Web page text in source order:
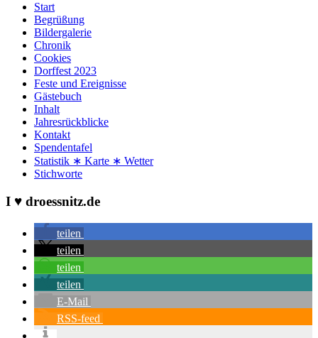
Start
Begrüßung
Bildergalerie
Chronik
Cookies
Dorffest 2023
Feste und Ereignisse
Gästebuch
Inhalt
Jahresrückblicke
Kontakt
Spendentafel
Statistik ∗ Karte ∗ Wetter
Stichworte
I ♥ droessnitz.de
teilen
teilen
teilen
teilen
E-Mail
RSS-feed